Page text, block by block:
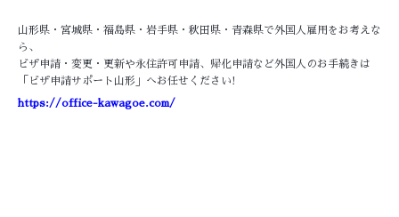
山形県・宮城県・福島県・岩手県・秋田県・青森県で外国人雇用をお考えな
ら、
ビザ申請・変更・更新や永住許可申請、帰化申請など外国人のお手続きは
「ビザ申請サポート山形」へお任せください!
https://office-kawagoe.com/